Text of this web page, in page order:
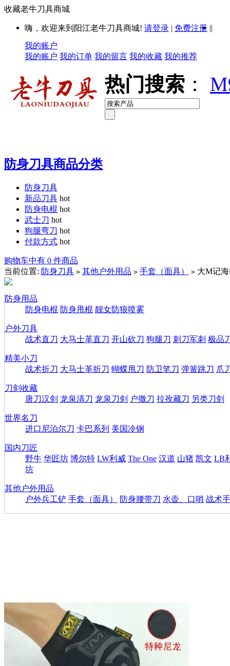
收藏老牛刀具商城
嗨，欢迎来到阳江老牛刀具商城! 请登录 | 免费注册 ||
我的账户
我的账户 我的订单 我的留言 我的收藏 我的推荐
热门搜索 ：
防身刀具商品分类
防身刀具
新品刀具 hot
防身电棍 hot
武士刀 hot
狗腿弯刀 hot
付款方式 hot
购物车中有 0 件商品
当前位置: 防身刀具 > 其他户外用品 > 手套（面具） > 大M记
防身用品
防身电棍 防身甩棍 靓女防狼喷雾
户外刀具
战术直刀 大马士革直刀 开山砍刀 狗腿刀 刺刀军刺 极品
精美小刀
战术折刀 大马士革折刀 蝴蝶甩刀 防卫笔刀 弹簧跳刀 爪
刀剑收藏
唐刀汉剑 龙泉清刀 龙泉刀剑 户撒刀 拉孜藏刀 另类刀剑
世界名刀
进口尼泊尔刀 卡巴系列 美国冷钢
国内刀匠
野牛 华匠坊 博尔特 LW利威 The One 汉道 山猪 凯文 LB
坊
其他户外用品
户外兵工铲 手套（面具） 防身腰带刀 水壶、口哨 战术